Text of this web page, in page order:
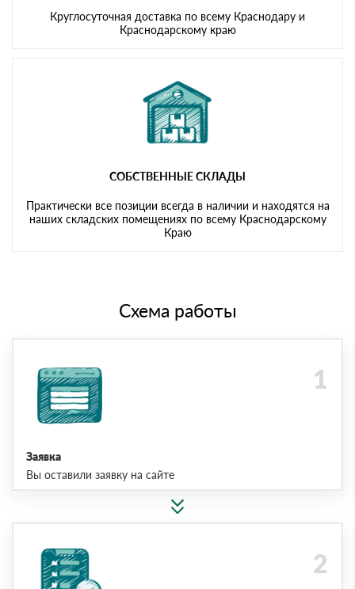
Круглосуточная доставка по всему Краснодару и
Краснодарскому краю
СОБСТВЕННЫЕ СКЛАДЫ
Практически все позиции всегда в наличии и находятся на
наших складских помещениях по всему Краснодарскому
Краю
Схема работы
Заявка
Вы оставили заявку на сайте